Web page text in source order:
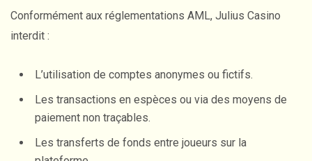
Conformément aux réglementations AML, Julius Casino
interdit :
L’utilisation de comptes anonymes ou fictifs.
Les transactions en espèces ou via des moyens de
paiement non traçables.
Les transferts de fonds entre joueurs sur la